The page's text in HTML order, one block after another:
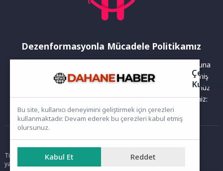
Dezenformasyonla Mücadele Politikamız
Yayınlanan haberler doğruluk ilkesi gözetilerek hazırlanır. Buna
rağmen bazı içeriklerde eksik, hatalı veya güncelliğini yitirmiş
bilgiler bulunabilir.Yanlış veya yanıltıcı olduğunu düşündüğünüz
haberleri aşağıdaki iletişim kanallarından bize bildirebilirsiniz:
Ana Sayfa
Tüm hakları saklıdır. Sitede yer alan içerikler izinsiz kopyalanamaz,
yayımlanamaz ve kullanılamaz.
Çerez
Bu site, kullanıcı deneyimini geliştirmek için çerezleri
kullanmaktadır. Devam ederek bu çerezleri kabul etmiş
olursunuz.
Kabul Et Reddet